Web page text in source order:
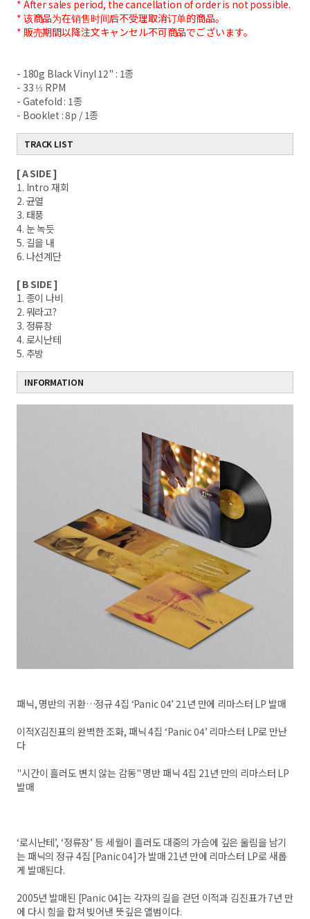
* After sales period, the cancellation of order is not possible.
* 该商品为在销售时间后不受理取消订单的商品。
* 販売期間以降注文キャンセル不可商品でございます。
- 180g Black Vinyl 12" : 1종
- 33 ⅓ RPM
- Gatefold : 1종
- Booklet : 8p / 1종
TRACK LIST
[ A SIDE ]
1. Intro 재회
2. 균열
3. 태풍
4. 눈 녹듯
5. 길을 내
6. 나선계단
[ B SIDE ]
1. 종이 나비
2. 뭐라고?
3. 정류장
4. 로시난테
5. 추방
INFORMATION
패닉, 명반의 귀환…정규 4집 ‘Panic 04’ 21년 만에 리마스터 LP 발매
이적X김진표의 완벽한 조화, 패닉 4집 ‘Panic 04’ 리마스터 LP로 만난
다
"시간이 흘러도 변치 않는 감동" 명반 패닉 4집 21년 만의 리마스터 LP
발매
‘로시난테’, ‘정류장’ 등 세월이 흘러도 대중의 가슴에 깊은 울림을 남기
는 패닉의 정규 4집 [Panic 04]가 발매 21년 만에 리마스터 LP로 새롭
게 발매된다.
2005년 발매된 [Panic 04]는 각자의 길을 걷던 이적과 김진표가 7년 만
에 다시 힘을 합쳐 빚어낸 뜻깊은 앨범이다.